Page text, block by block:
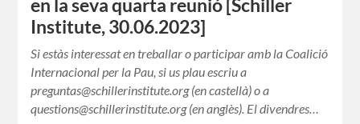
en la seva quarta reunió [Schiller
Institute, 30.06.2023]
Si estàs interessat en treballar o participar amb la Coalició
Internacional per la Pau, si us plau escriu a
preguntas@schillerinstitute.org (en castellà) o a
questions@schillerinstitute.org (en anglès). El divendres…